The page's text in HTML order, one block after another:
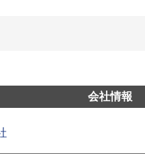
会社情報